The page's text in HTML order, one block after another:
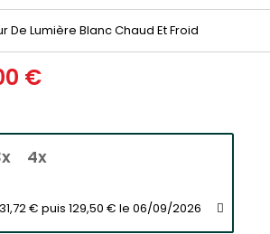
De Lumière Blanc Chaud Et Froid
€
4x
€ puis 129,50 € le 06/09/2026